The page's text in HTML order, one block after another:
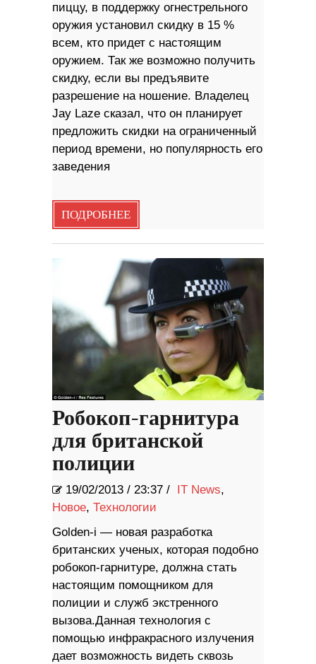
пиццу, в поддержку огнестрельного
оружия установил скидку в 15 %
всем, кто придет с настоящим
оружием. Так же возможно получить
скидку, если вы предъявите
разрешение на ношение. Владелец
Jay Laze сказал, что он планирует
предложить скидки на ограниченный
период времени, но популярность его
заведения
ПОДРОБНЕЕ
Робокоп-гарнитура
для британской
полиции
19/02/2013 / 23:37 / IT News,
Новое, Технологии
Golden-i — новая разработка
британских ученых, которая подобно
робокоп-гарнитуре, должна стать
настоящим помощником для
полиции и служб экстренного
вызова.Данная технология с
помощью инфракрасного излучения
дает возможность видеть сквозь